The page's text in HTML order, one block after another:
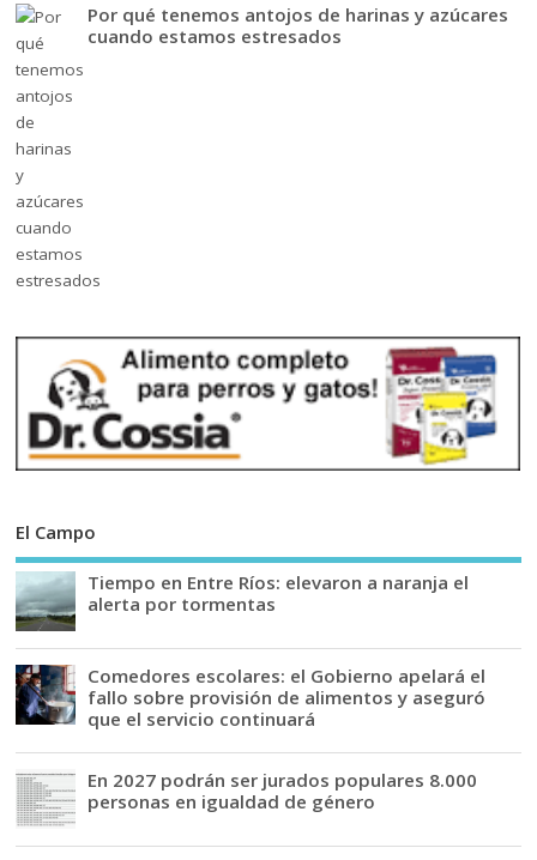
Por qué tenemos antojos de harinas y azúcares
cuando estamos estresados
El Campo
Tiempo en Entre Ríos: elevaron a naranja el
alerta por tormentas
Comedores escolares: el Gobierno apelará el
fallo sobre provisión de alimentos y aseguró
que el servicio continuará
En 2027 podrán ser jurados populares 8.000
personas en igualdad de género